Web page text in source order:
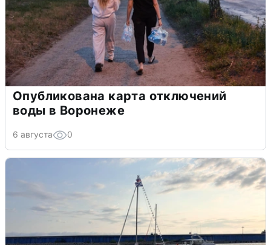
Опубликована карта отключений
воды в Воронеже
6 августа 0